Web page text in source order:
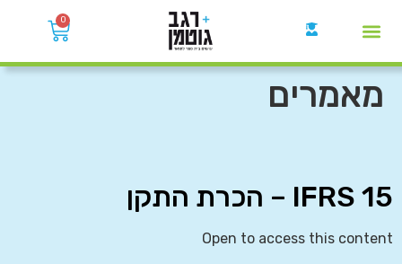
0
מאמרים
IFRS 15 – הכרת התקן
Open to access this content